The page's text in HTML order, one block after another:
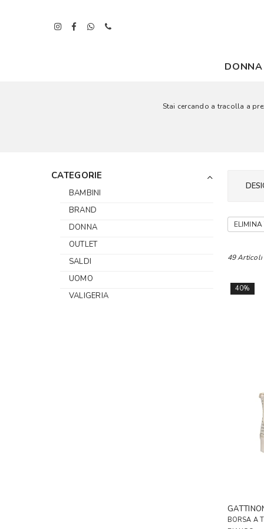
DONNA
Stai cercando a tracolla a
CATEGORIE
BAMBINI
BRAND
DONNA
OUTLET
SALDI
UOMO
VALIGERIA
ELIMINA
49 Articoli
40%
BORSA A